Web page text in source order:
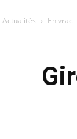
Actualités En vrac